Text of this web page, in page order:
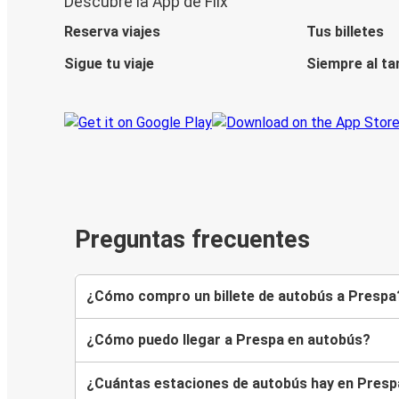
Reserva viajes
Tus billetes
Sigue tu viaje
Siempre al
Preguntas frecuentes
¿Cómo compro un billete de autobús a
¿Cómo puedo llegar a Prespa en autobús?
¿Cuántas estaciones de autobús hay en